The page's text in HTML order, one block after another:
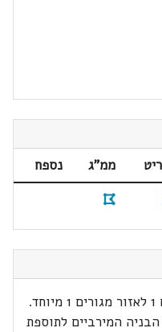
ממ"ג
נספח
1. שינוי יעוד שטח מאזור מגורים 1 לאזור מגורים 1 מיוחד.
שטחי הבניה המירביים לתוספת